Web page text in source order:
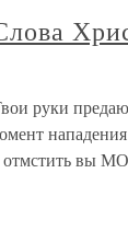
руки
отмстить вы